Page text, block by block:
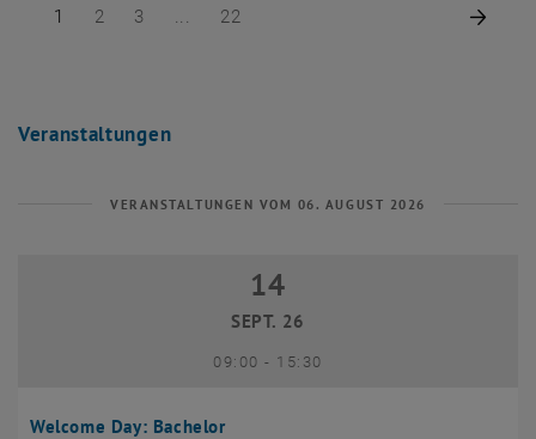
Seite 1 von 22
1 Seite 2 von 22
2 Seite 3 von 22
3 Seite 22 von 22
22
Veranstaltungen
VERANSTALTUNGEN VOM 06. AUGUST 2026
Welcome Day: Bachelor
14 September 2026
14
SEPT. 26
09:00- bis
15:30